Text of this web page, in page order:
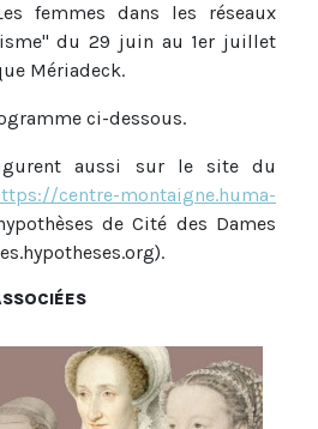
femmes dans les réseaux
du 29 juin au 1er juillet
Mériadeck.
ci-dessous.
aussi sur le site du
centre-montaigne.huma-
de Cité des Dames